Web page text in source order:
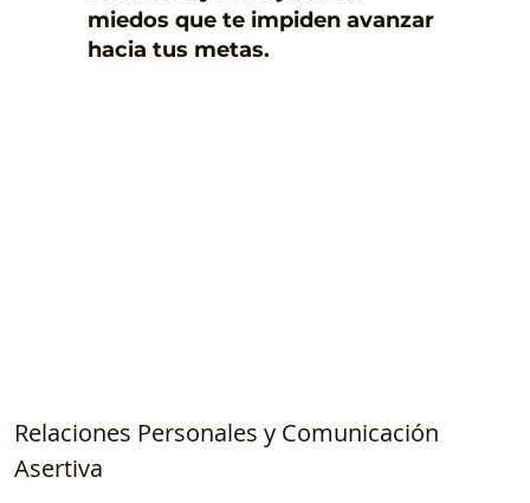
miedos que te impiden avanzar
hacia tus metas.
Relaciones Personales y Comunicación
Asertiva